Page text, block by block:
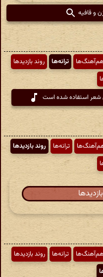
و قافیه
ترانه‌ها
روند بازدیدها
شعر استفاده شده است
ترانه‌ها
روند بازدیدها
ترانه‌ها
روند بازدیدها